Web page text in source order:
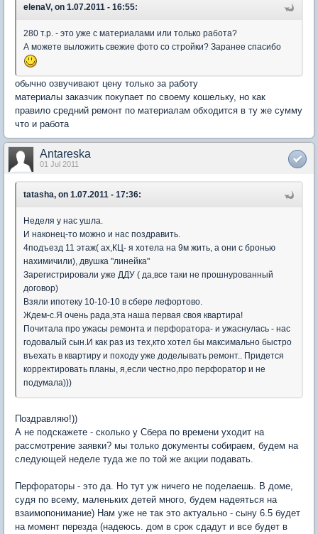
elenaV, on 1.07.2011 - 16:55:
280 т.р. - это уже с материалами или только работа?
А можете выложить свежие фото со стройки? Заранее спасибо
обычно озвучивают цену только за работу
материалы заказчик покупает по своему кошельку, но как
правило средний ремонт по материалам обходится в ту же сумму
что и работа
Antareska
01 Jul 2011
tatasha, on 1.07.2011 - 17:36:
Неделя у нас ушла.
И наконец-то можно и нас поздравить.
4подъезд 11 этаж( ах,КЦ- я хотела на 9м жить, а они с бронью
нахимичили), двушка "линейка"
Зарегистрировали уже ДДУ ( да,все таки не прошнурованный
договор)
Взяли ипотеку 10-10-10 в сбере лефортово.
Ждем-с.Я очень рада,эта наша первая своя квартира!
Почитала про ужасы ремонта и перфоратора- и ужаснулась - нас
годовалый сын.И как раз из тех,кто хотел бы максимально быстро
въехать в квартиру и походу уже доделывать ремонт.. Придется
корректировать планы, я,если честно,про перфоратор и не
подумала)))
Поздравляю!))
А не подскажете - сколько у Сбера по времени уходит на
рассмотрение заявки? мы только документы собираем, будем на
следующей неделе туда же по той же акции подавать.
Перфораторы - это да. Но тут уж ничего не поделаешь. В доме,
судя по всему, маленьких детей много, будем надеяться на
взаимопонимание) Нам уже не так это актуально - сыну 6.5 будет
на момент перезда (надеюсь. дом в срок сдадут и все будет в